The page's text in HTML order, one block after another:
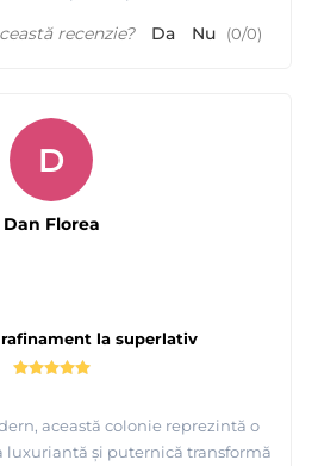
recenzie? Da Nu (0/0)
la superlativ
această colonie reprezintă o
luxuriantă și puternică transformă
D
Dan Florea